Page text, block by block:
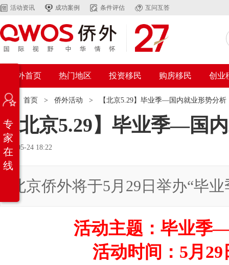
活动资讯 成功案例 条件评估 互问互答
侨外首页 热门地区 投资移民 购房移民 创业
位置： 首页 > 侨外活动 > 【北京5.29】毕业季—国内就业形势分析
【北京5.29】毕业季—国
2021-05-24 18:22
北京侨外将于5月29日举办“毕
活动主题：毕业季
活动时间：5月
专
家
在
线